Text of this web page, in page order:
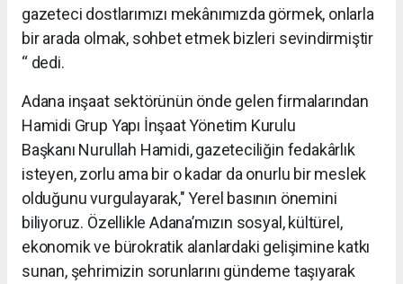
gazeteci dostlarımızı mekânımızda görmek, onlarla
bir arada olmak, sohbet etmek bizleri sevindirmiştir
“ dedi.
Adana inşaat sektörünün önde gelen firmalarından
Hamidi Grup Yapı İnşaat Yönetim Kurulu
Başkanı Nurullah Hamidi, gazeteciliğin fedakârlık
isteyen, zorlu ama bir o kadar da onurlu bir meslek
olduğunu vurgulayarak," ​Yerel basının önemini
biliyoruz. Özellikle Adana’mızın sosyal, kültürel,
ekonomik ve bürokratik alanlardaki gelişimine katkı
sunan, şehrimizin sorunlarını gündeme taşıyarak